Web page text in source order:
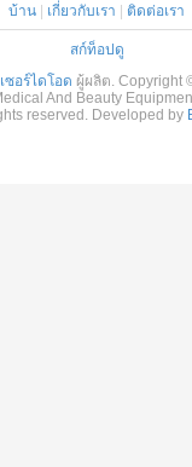
บ้าน | เกี่ยวกับเรา | ติดต่อเรา
สก์ท็อปดู
ซอร์ไดโอด ผู้ผลิต. Copyright
And Beauty
reserved. Developed by